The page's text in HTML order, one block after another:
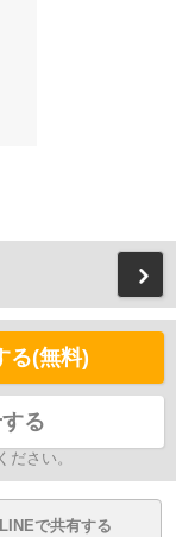
る(無料)
る
さい。
LINEで共有する